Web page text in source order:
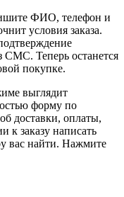
ФИО, телефон и
условия заказа.
СМС. Теперь останется
покупке.
выглядит
форму по
доставки, оплаты,
к заказу написать
вас найти. Нажмите